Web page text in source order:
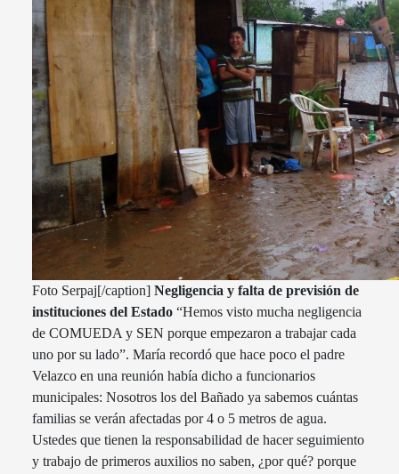
Foto Serpaj[/caption] Negligencia y falta de previsión de
instituciones del Estado “Hemos visto mucha negligencia
de COMUEDA y SEN porque empezaron a trabajar cada
uno por su lado”. María recordó que hace poco el padre
Velazco en una reunión había dicho a funcionarios
municipales: Nosotros los del Bañado ya sabemos cuántas
familias se verán afectadas por 4 o 5 metros de agua.
Ustedes que tienen la responsabilidad de hacer seguimiento
y trabajo de primeros auxilios no saben, ¿por qué? porque